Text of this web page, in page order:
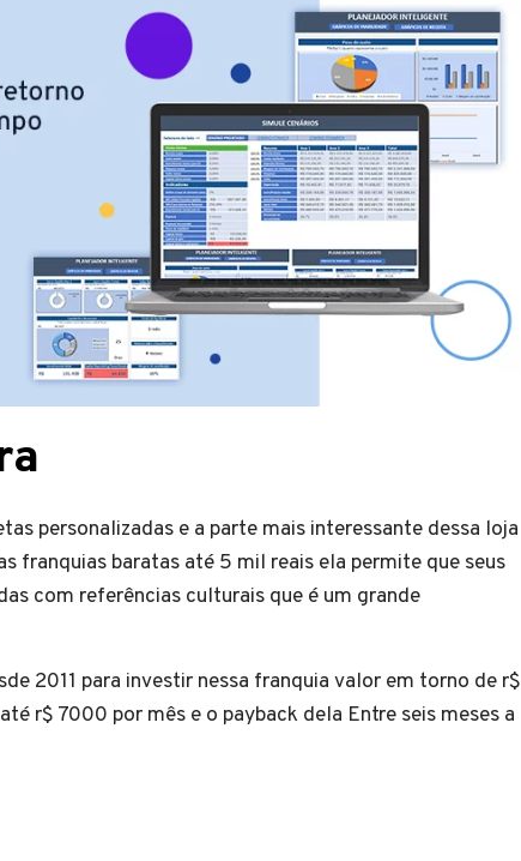
personalizadas e a parte mais interessante dessa loja
franquias baratas até 5 mil reais ela permite que seus
com referências culturais que é um grande
2011 para investir nessa franquia valor em torno de r$
r$ 7000 por mês e o payback dela Entre seis meses a